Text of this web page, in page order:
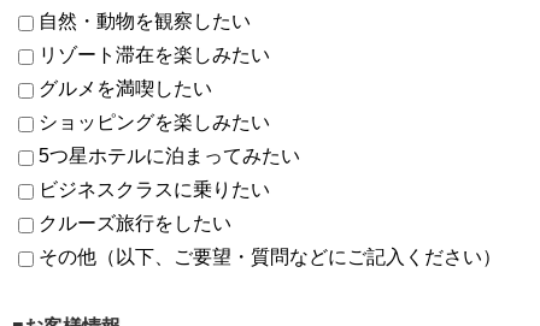
自然・動物を観察したい
リゾート滞在を楽しみたい
グルメを満喫したい
ショッピングを楽しみたい
5つ星ホテルに泊まってみたい
ビジネスクラスに乗りたい
クルーズ旅行をしたい
その他（以下、ご要望・質問などにご記入ください）